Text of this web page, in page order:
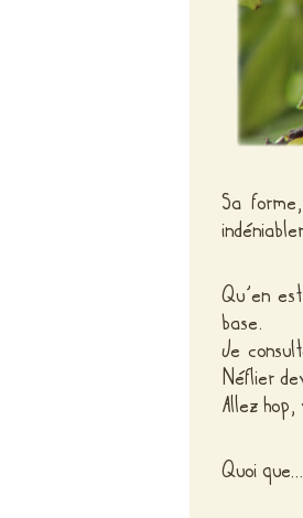
Sa
Qu’en
base.
Je
Néflier
Allez
Quoi que…